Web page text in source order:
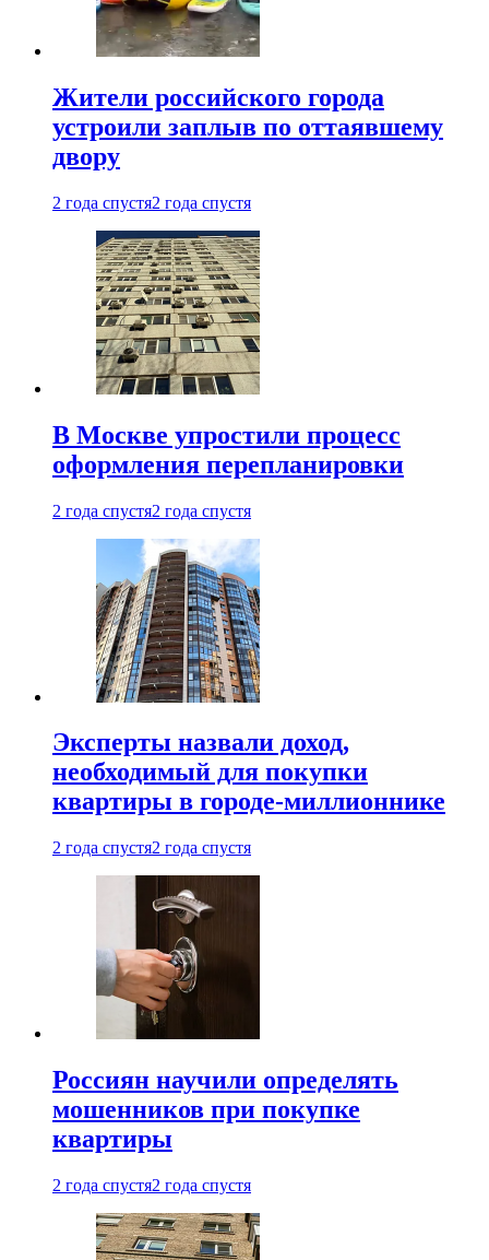
Жители российского города
устроили заплыв по оттаявшему
двору
2 года спустя2 года спустя
В Москве упростили процесс
оформления перепланировки
2 года спустя2 года спустя
Эксперты назвали доход,
необходимый для покупки
квартиры в городе-миллионнике
2 года спустя2 года спустя
Россиян научили определять
мошенников при покупке
квартиры
2 года спустя2 года спустя